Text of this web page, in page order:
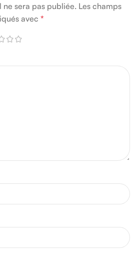
sera pas publiée. Les champs
avec *